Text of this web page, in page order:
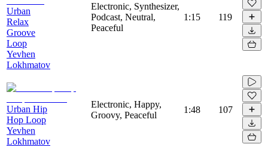
Urban
Relax
Groove
Loop
Yevhen
Lokhmatov
Electronic, Synthesizer,
Podcast, Neutral,
Peaceful
1:15 119
Urban Hip
Hop Loop
Yevhen
Lokhmatov
Electronic, Happy,
Groovy, Peaceful
1:48 107